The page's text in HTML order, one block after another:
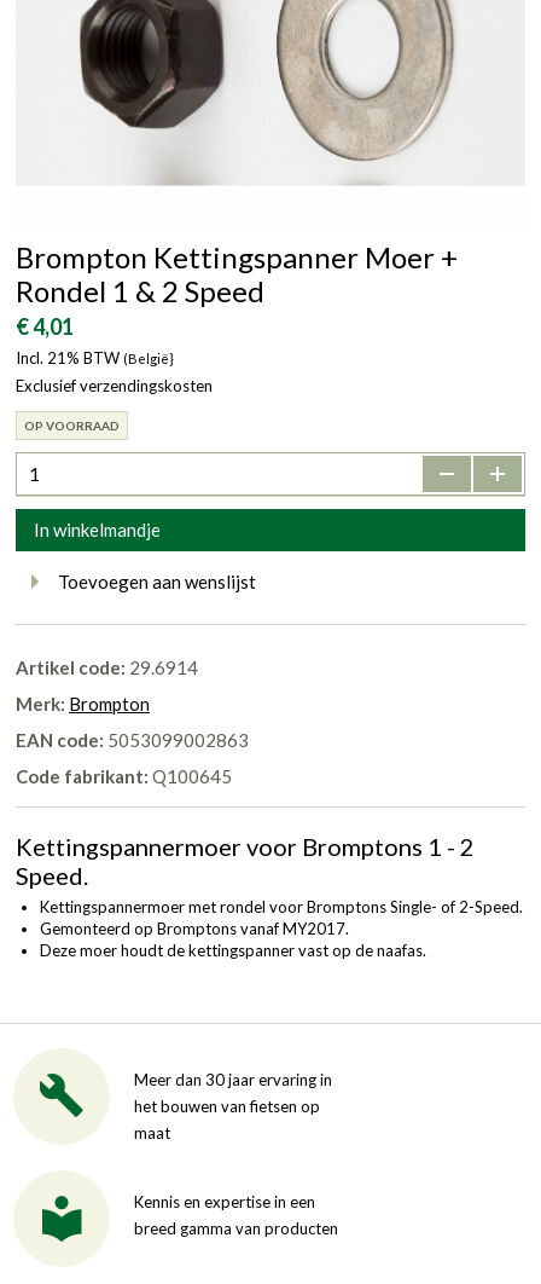
Brompton Kettingspanner Moer +
Rondel 1 & 2 Speed
€ 4,01
Incl. 21% BTW (België}
Exclusief verzendingskosten
OP VOORRAAD
- +
In winkelmandje
Toevoegen aan wenslijst
Artikel code: 29.6914
Merk: Brompton
EAN code: 5053099002863
Code fabrikant: Q100645
Kettingspannermoer voor Bromptons 1 - 2
Speed.
Kettingspannermoer met rondel voor Bromptons Single- of 2-Speed.
Gemonteerd op Bromptons vanaf MY2017.
Deze moer houdt de kettingspanner vast op de naafas.
Meer dan 30 jaar ervaring in
het bouwen van fietsen op
maat
Kennis en expertise in een
breed gamma van producten